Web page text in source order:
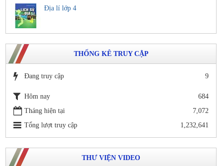
Địa lí lớp 4
THỐNG KÊ TRUY CẬP
Đang truy cập 9
Hôm nay
684
Tháng hiện tại
7,072
Tổng lượt truy cập
1,232,641
THƯ VIỆN VIDEO